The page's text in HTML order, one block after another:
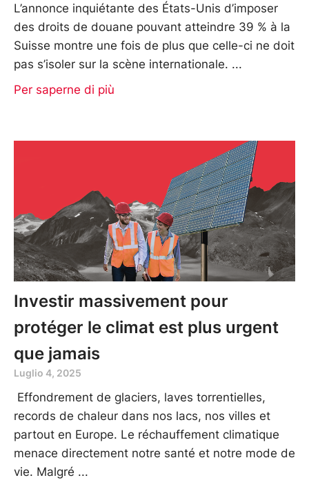
L’annonce inquiétante des États-Unis d’imposer
des droits de douane pouvant atteindre 39 % à la
Suisse montre une fois de plus que celle-ci ne doit
pas s’isoler sur la scène internationale.
Per saperne di più
Investir massivement pour
protéger le climat est plus urgent
que jamais
Luglio 4, 2025
Effondrement de glaciers, laves torrentielles,
records de chaleur dans nos lacs, nos villes et
partout en Europe. Le réchauffement climatique
menace directement notre santé et notre mode de
vie. Malgré